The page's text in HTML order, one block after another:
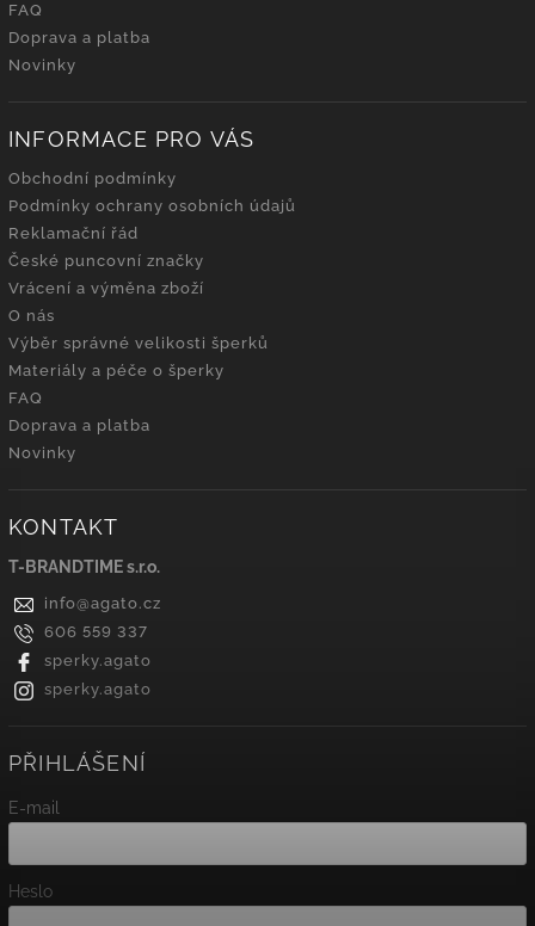
FAQ
Doprava a platba
Novinky
INFORMACE PRO VÁS
Obchodní podmínky
Podmínky ochrany osobních údajů
Reklamační řád
České puncovní značky
Vrácení a výměna zboží
O nás
Výběr správné velikosti šperků
Materiály a péče o šperky
FAQ
Doprava a platba
Novinky
KONTAKT
T-BRANDTIME s.r.o.
info@agato.cz
606 559 337
sperky.agato
sperky.agato
PŘIHLÁŠENÍ
E-mail
Heslo